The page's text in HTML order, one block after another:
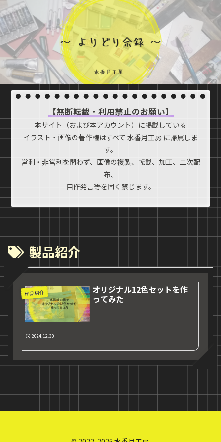
【無断転載・利用禁止のお願い】
本サイト（および本アカウント）に掲載している
イラスト・画像の著作権はすべて 水香月工房 に帰属しま
す。
営利・非営利を問わず、画像の複製、転載、加工、二次配
布、
自作発言等を固く禁じます。
製品紹介
作品紹介
オリジナル12色セットを作
ってみた
2024.12.30